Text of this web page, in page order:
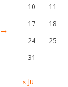
→
10
11
17
18
24
25
31
« Jul